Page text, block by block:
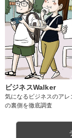
ビジネスWalker
気になるビジネスのアレ
の裏側を徹底調査